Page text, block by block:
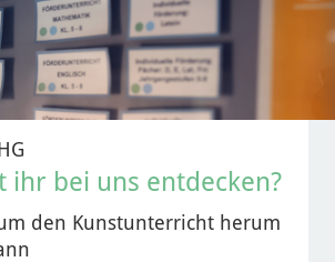
ihr bei uns entdecken?
den Kunstunterricht herum